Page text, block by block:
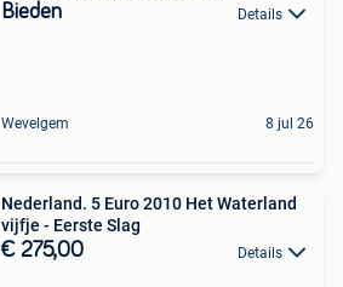
Bieden Details
Wevelgem 8 jul 26
Nederland. 5 Euro 2010 Het Waterland
vijfje - Eerste Slag
€ 275,00 Details